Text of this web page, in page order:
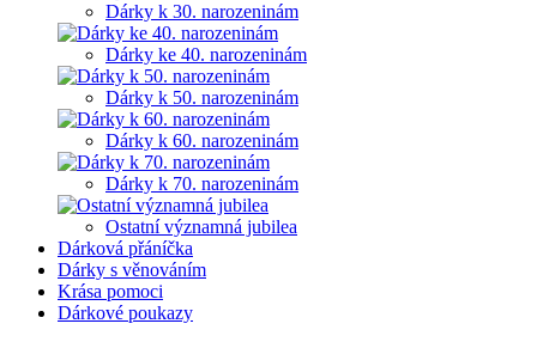
Dárky k 30. narozeninám
Dárky ke 40. narozeninám
Dárky k 50. narozeninám
Dárky k 60. narozeninám
Dárky k 70. narozeninám
Ostatní významná jubilea
Dárková přáníčka
Dárky s věnováním
Krása pomoci
Dárkové poukazy